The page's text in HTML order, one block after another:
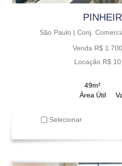
São Paulo | Conj.
Venda R$
Locação R$
49m²
Área Útil
Selecionar